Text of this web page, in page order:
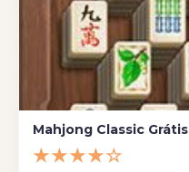
Mahjong Classic Grátis
★★★★☆